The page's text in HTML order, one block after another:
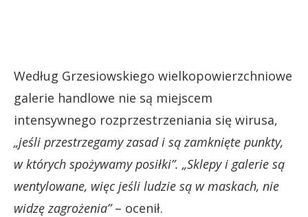
Według Grzesiowskiego wielkopowierzchniowe
galerie handlowe nie są miejscem
intensywnego rozprzestrzeniania się wirusa,
„jeśli przestrzegamy zasad i są zamknięte punkty,
w których spożywamy posiłki”. „Sklepy i galerie są
wentylowane, więc jeśli ludzie są w maskach, nie
widzę zagrożenia”– ocenił.